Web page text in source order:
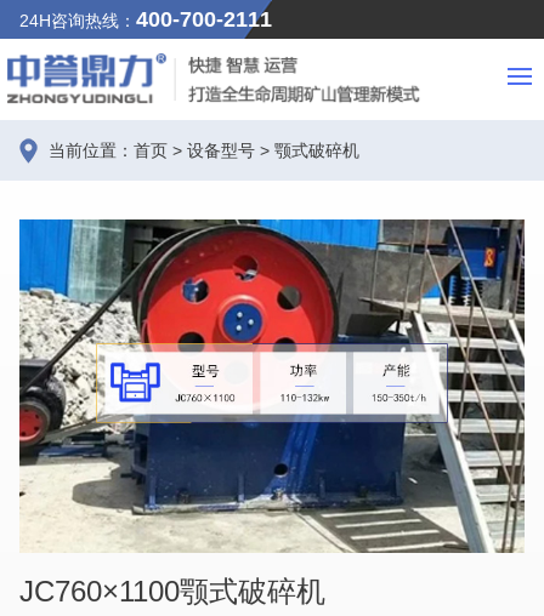
24H咨询热线： 400-700-2111
当前位置： 首页 > 设备型号 > 颚式破碎机
JC760×1100颚式破碎机